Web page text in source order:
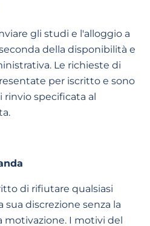
gli studi e l'alloggio a
della disponibilità e
Le richieste di
per iscritto e sono
rinvio specificata al
di rifiutare qualsiasi
discrezione senza la
motivazione. I motivi del